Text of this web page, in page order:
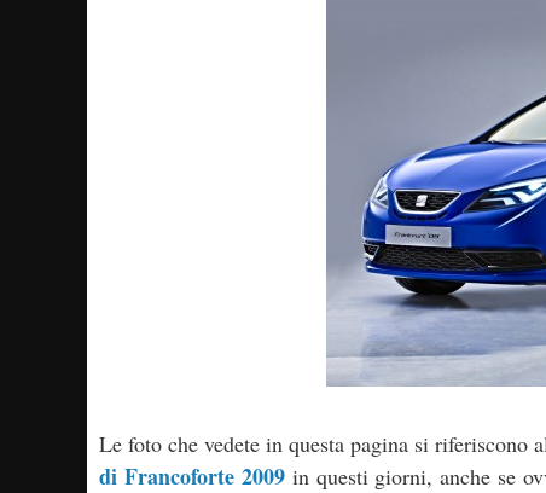
Le foto che vedete in questa pagina si riferiscono
di Francoforte 2009in questi giorni, anche se